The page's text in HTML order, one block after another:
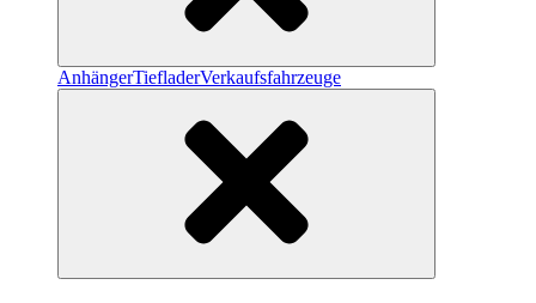
AnhängerTiefladerVerkaufsfahrzeuge